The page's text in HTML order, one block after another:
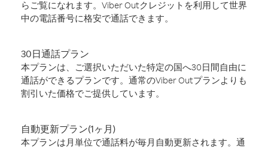
らご覧になれます。Viber Outクレジットを利用して世界
中の電話番号に格安で通話できます。
30日通話プラン
本プランは、ご選択いただいた特定の国へ30日間自由に
通話ができるプランです。通常のViber Outプランよりも
割引いた価格でご提供しています。
自動更新プラン(1ヶ月)
本プランは月単位で通話料が毎月自動更新されます。通